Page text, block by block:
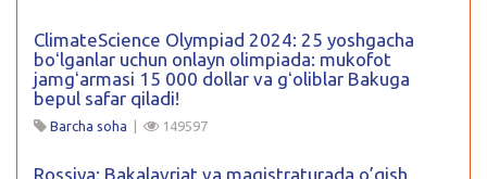
ClimateScience Olympiad 2024: 25 yoshgacha
boʻlganlar uchun onlayn olimpiada: mukofot
jamgʻarmasi 15 000 dollar va gʻoliblar Bakuga
bepul safar qiladi!
Barcha soha | 149597
Rossiya: Bakalavriat va magistraturada o’qish